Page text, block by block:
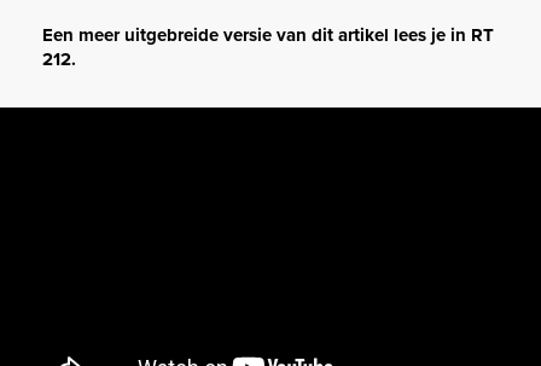
Een meer uitgebreide versie van dit artikel lees je in RT
212.